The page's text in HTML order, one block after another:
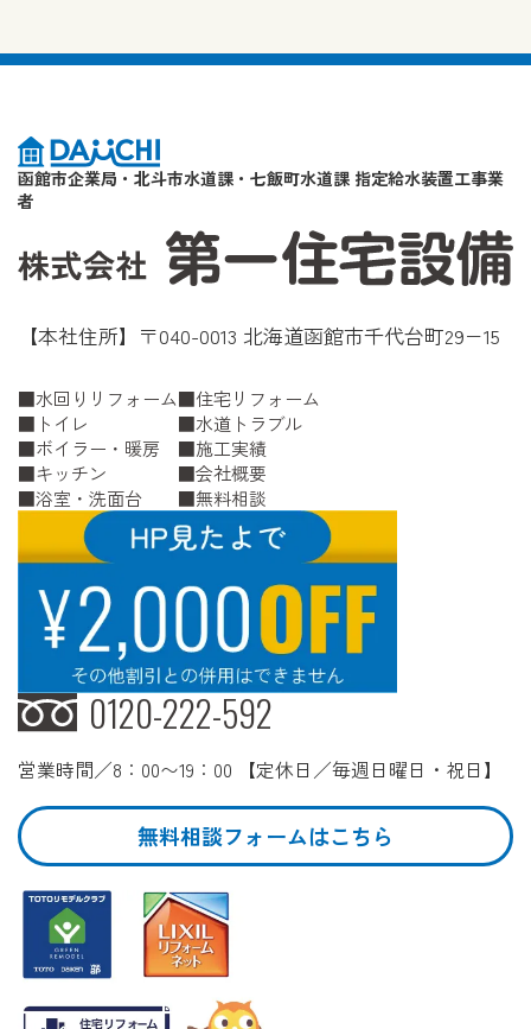
函館市企業局・北斗市水道課・七飯町水道課 指定給水装置工事業
者
【本社住所】〒040-0013 北海道函館市千代台町29−15
水回りリフォーム
トイレ
ボイラー・暖房
キッチン
浴室・洗面台
住宅リフォーム
水道トラブル
施工実績
会社概要
無料相談
0120-222-592
営業時間／8：00〜19：00 【定休日／毎週日曜日・祝日】
無料相談フォームはこちら